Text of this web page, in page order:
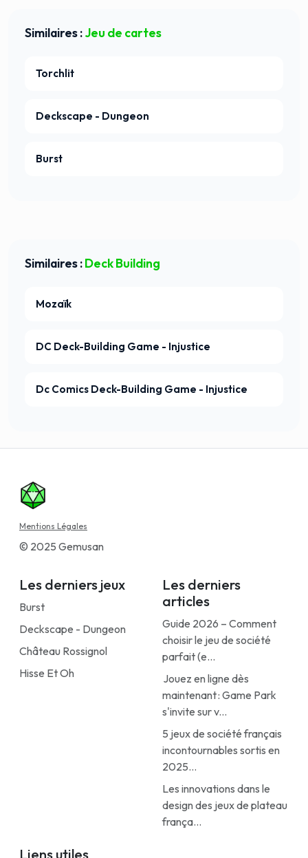
Similaires :Jeu de cartes
Torchlit
Deckscape - Dungeon
Burst
Similaires :Deck Building
Mozaïk
DC Deck-Building Game - Injustice
Dc Comics Deck-Building Game - Injustice
Mentions Légales
© 2025 Gemusan
Les derniers jeux
Burst
Deckscape - Dungeon
Château Rossignol
Hisse Et Oh
Les derniers
articles
Guide 2026 – Comment
choisir le jeu de société
parfait (e...
Jouez en ligne dès
maintenant : Game Park
s'invite sur v...
5 jeux de société français
incontournables sortis en
2025...
Les innovations dans le
design des jeux de plateau
frança...
Liens utiles